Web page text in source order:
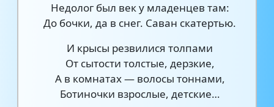
Недолог был век у младенцев там:
До бочки, да в снег. Саван скатертью.
И крысы резвилися толпами
От сытости толстые, дерзкие,
А в комнатах — волосы тоннами,
Ботиночки взрослые, детские…